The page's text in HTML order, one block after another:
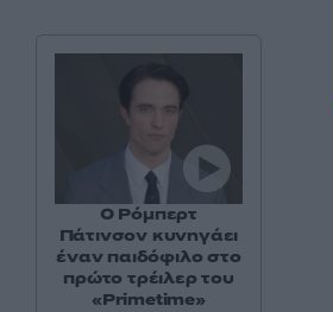
Ο Ρόμπερτ
Πάτινσον κυνηγάει
έναν παιδόφιλο στο
πρώτο τρέιλερ του
«Primetime»